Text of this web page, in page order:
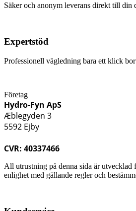
Säker och anonym leverans direkt till din
Expertstöd
Professionell vägledning bara ett klick
Företag
Hydro-Fyn ApS
Æblegyden 3
5592 Ejby
CVR: 40337466
All utrustning på denna sida är utvecklad
enlighet med gällande regler och